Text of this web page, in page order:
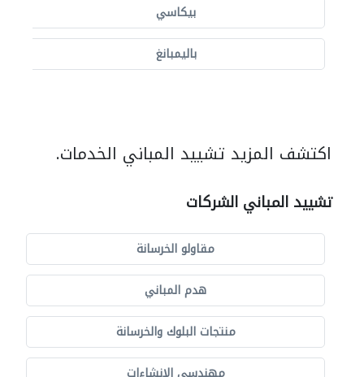
بيكاسي
باليمبانغ
اكتشف المزيد تشييد المباني الخدمات.
تشييد المباني الشركات
مقاولو الخرسانة
هدم المباني
منتجات البلوك والخرسانة